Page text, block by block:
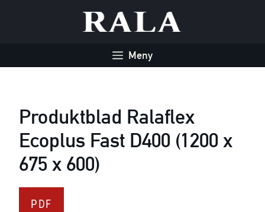
Meny
Produktblad Ralaflex
Ecoplus Fast D400 (1200 x
675 x 600)
PDF